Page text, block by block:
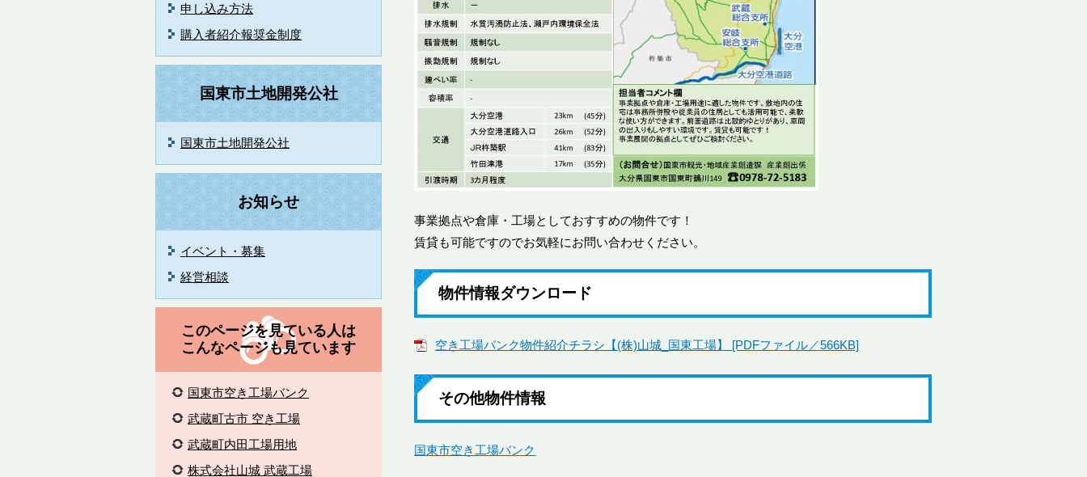
事業拠点や倉庫・工場としておすすめの物件です！
賃貸も可能ですのでお気軽にお問い合わせください。
物件情報ダウンロード
空き工場バンク物件紹介チラシ【(株)山城_国東工場】 [PDFファイル／566KB]
その他物件情報
国東市空き工場バンク
申し込み方法
購入者紹介報奨金制度
国東市土地開発公社
国東市土地開発公社
お知らせ
イベント・募集
経営相談
このページを見ている人は
こんなページも見ています
国東市空き工場バンク
武蔵町古市 空き工場
武蔵町内田工場用地
株式会社山城 武蔵工場